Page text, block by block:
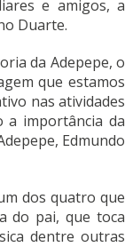
e amigos, a
Duarte.
da Adepepe, o
que estamos
nas atividades
a importância da
Edmundo
dos quatro que
do pai, que toca
dentre outras